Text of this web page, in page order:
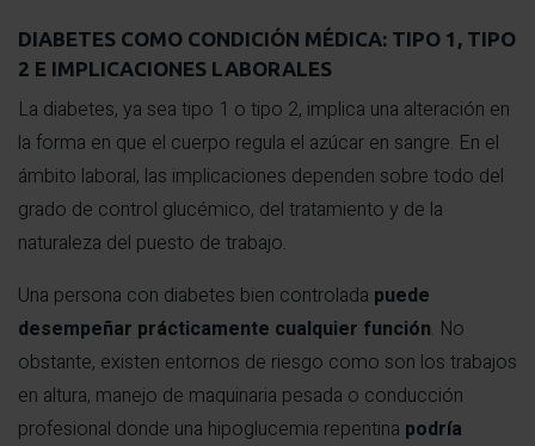
DIABETES COMO CONDICIÓN MÉDICA: TIPO 1, TIPO
2 E IMPLICACIONES LABORALES
La diabetes, ya sea tipo 1 o tipo 2, implica una alteración en
la forma en que el cuerpo regula el azúcar en sangre. En el
ámbito laboral, las implicaciones dependen sobre todo del
grado de control glucémico, del tratamiento y de la
naturaleza del puesto de trabajo.
Una persona con diabetes bien controlada puede
desempeñar prácticamente cualquier función. No
obstante, existen entornos de riesgo como son los trabajos
en altura, manejo de maquinaria pesada o conducción
profesional donde una hipoglucemia repentina podría